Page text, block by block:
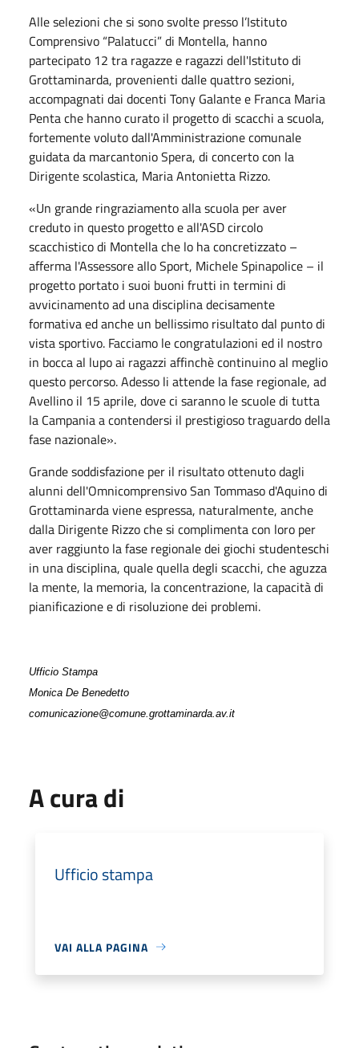
Alle selezioni che si sono svolte presso l’Istituto
Comprensivo “Palatucci” di Montella, hanno
partecipato 12 tra ragazze e ragazzi dell'Istituto di
Grottaminarda, provenienti dalle quattro sezioni,
accompagnati dai docenti Tony Galante e Franca Maria
Penta che hanno curato il progetto di scacchi a scuola,
fortemente voluto dall'Amministrazione comunale
guidata da marcantonio Spera, di concerto con la
Dirigente scolastica, Maria Antonietta Rizzo.
«Un grande ringraziamento alla scuola per aver
creduto in questo progetto e all'ASD circolo
scacchistico di Montella che lo ha concretizzato –
afferma l'Assessore allo Sport, Michele Spinapolice – il
progetto portato i suoi buoni frutti in termini di
avvicinamento ad una disciplina decisamente
formativa ed anche un bellissimo risultato dal punto di
vista sportivo. Facciamo le congratulazioni ed il nostro
in bocca al lupo ai ragazzi affinchè continuino al meglio
questo percorso. Adesso li attende la fase regionale, ad
Avellino il 15 aprile, dove ci saranno le scuole di tutta
la Campania a contendersi il prestigioso traguardo della
fase nazionale».
Grande soddisfazione per il risultato ottenuto dagli
alunni dell'Omnicomprensivo San Tommaso d'Aquino di
Grottaminarda viene espressa, naturalmente, anche
dalla Dirigente Rizzo che si complimenta con loro per
aver raggiunto la fase regionale dei giochi studenteschi
in una disciplina, quale quella degli scacchi, che aguzza
la mente, la memoria, la concentrazione, la capacità di
pianificazione e di risoluzione dei problemi.
Ufficio Stampa
Monica De Benedetto
comunicazione@comune.grottaminarda.av.it
A cura di
Ufficio stampa
VAI ALLA PAGINA